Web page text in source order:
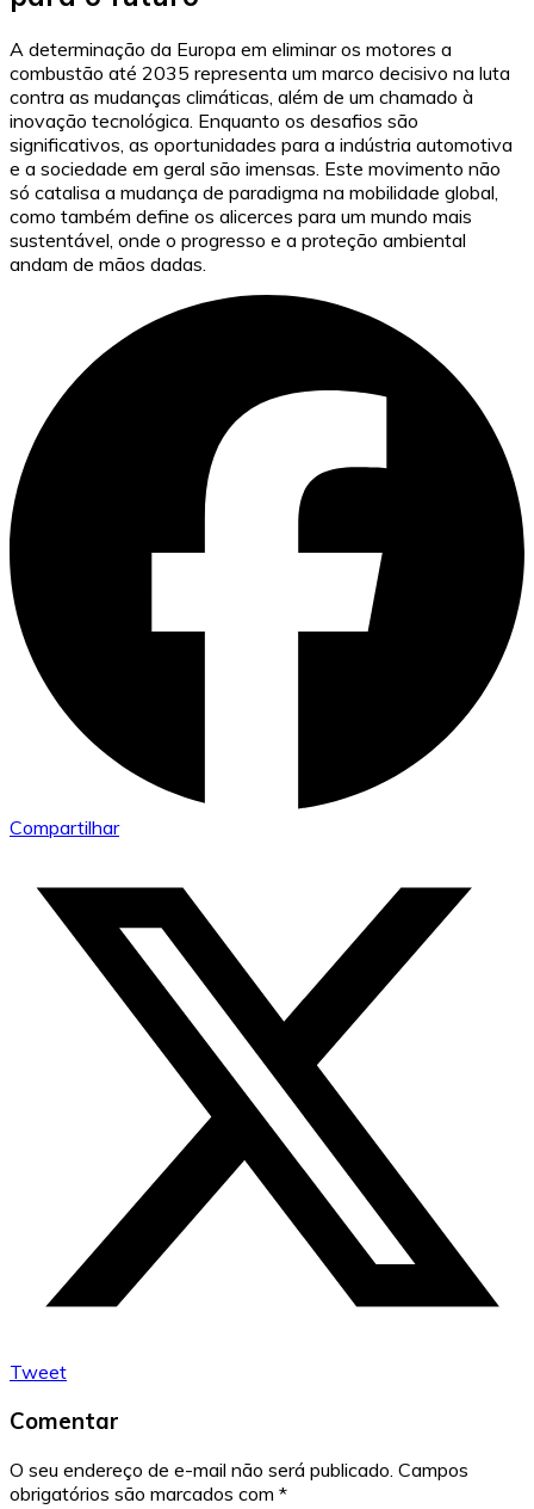
A determinação da Europa em eliminar os motores a
combustão até 2035 representa um marco decisivo na luta
contra as mudanças climáticas, além de um chamado à
inovação tecnológica. Enquanto os desafios são
significativos, as oportunidades para a indústria automotiva
e a sociedade em geral são imensas. Este movimento não
só catalisa a mudança de paradigma na mobilidade global,
como também define os alicerces para um mundo mais
sustentável, onde o progresso e a proteção ambiental
andam de mãos dadas.
Compartilhar
Tweet
Comentar
O seu endereço de e-mail não será publicado. Campos
obrigatórios são marcados com *